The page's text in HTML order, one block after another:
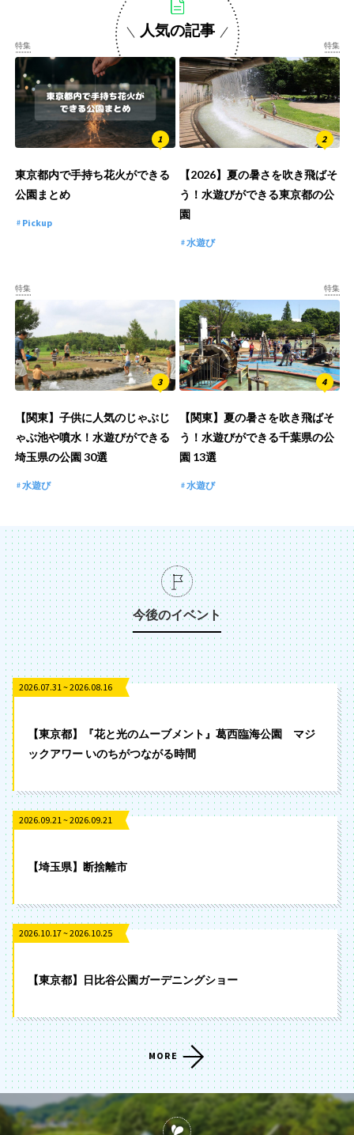
人気の記事
特集
東京都内で手持ち花火ができる
公園まとめ
Pickup
特集
【2026】夏の暑さを吹き飛ばそ
う！水遊びができる東京都の公
園
水遊び
特集
【関東】子供に人気のじゃぶじ
ゃぶ池や噴水！水遊びができる
埼玉県の公園 30選
水遊び
特集
【関東】夏の暑さを吹き飛ばそ
う！水遊びができる千葉県の公
園 13選
水遊び
今後のイベント
2026.07.31 ~ 2026.08.16
【東京都】『花と光のムーブメント』葛西臨海公園 マジ
ックアワー いのちがつながる時間
2026.09.21 ~ 2026.09.21
【埼玉県】断捨離市
2026.10.17 ~ 2026.10.25
【東京都】日比谷公園ガーデニングショー
MORE